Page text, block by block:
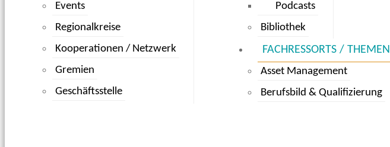
Events
Regionalkreise
Kooperationen / Netzwerk
Gremien
Geschäftsstelle
Podcasts
Bibliothek
FACHRESSORTS / THEMEN
Asset Management
Berufsbild & Qualifizierung